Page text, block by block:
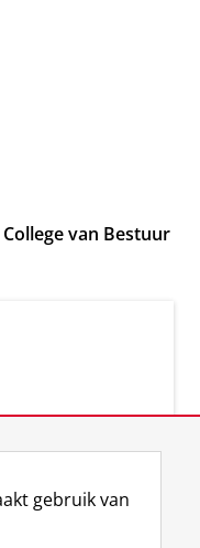
van Bestuur
gebruik van